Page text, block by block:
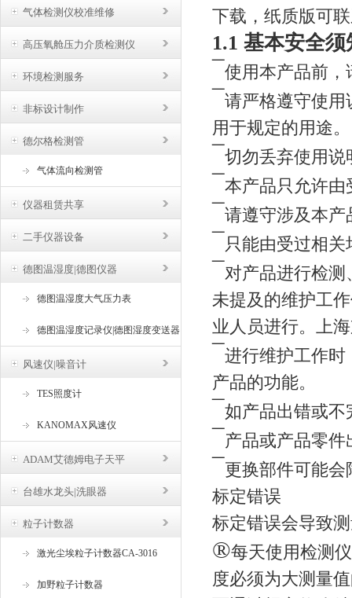
气体检测仪校准维修
高压氧舱压力介质检测仪
环境检测服务
非标设计制作
德尔格检测管
气体流向检测管
仪器租赁共享
二手仪器设备
德图温湿度|德图仪器
德图温湿度大气压力表
德图温湿度记录仪|德图湿度变送器
风速仪|噪音计
TES照度计
KANOMAX风速仪
ADAM艾德姆电子天平
台雄水龙头|洗眼器
粒子计数器
激光尘埃粒子计数器CA-3016
加野粒子计数器
下载，纸质版可
1.1 基本安全须
¯使用本产品前，
¯请严格遵守使
用于规定的用途。
¯切勿丢弃使用说
¯本产品只允许由
¯请遵守涉及本产
¯只能由受过相
¯对产品进行检测
未提及的维护工
业人员进行。上
¯进行维护工作时
产品的功能。
¯如产品出错或不
¯产品或产品零件
¯更换部件可能
标定错误
标定错误会导致
®每天使用检测
度必须为大测量